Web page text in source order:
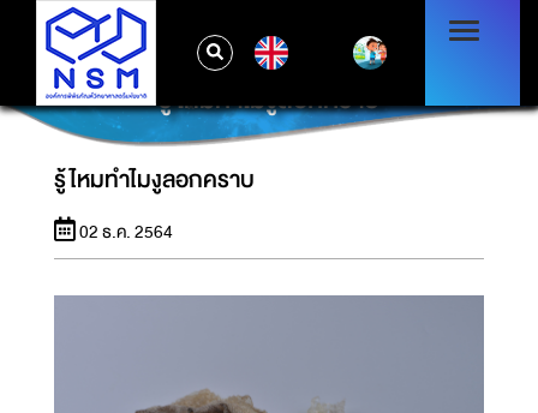
รู้ไหมทำไมงูลอกคราบ
รู้ไหมทำไมงูลอกคราบ
02 ธ.ค. 2564